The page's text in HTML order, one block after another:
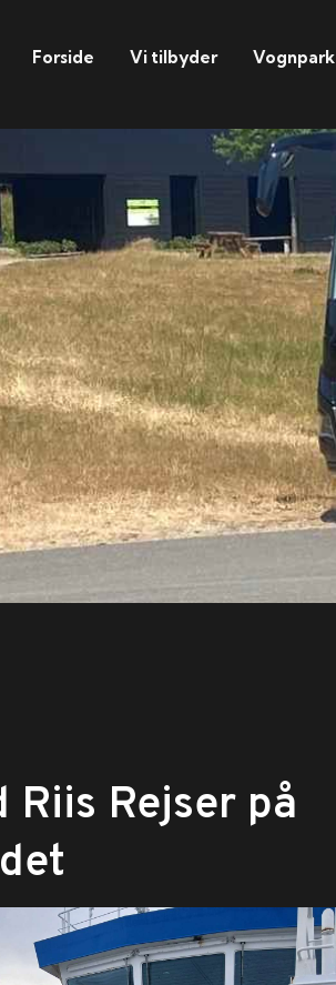
Forside Vi tilbyder Vognpark
Riis Rejser på